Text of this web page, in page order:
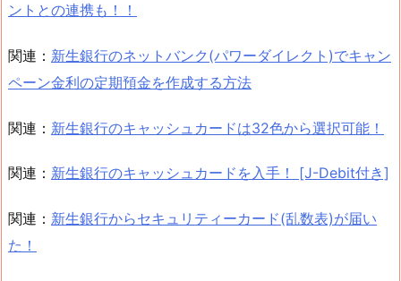
ントとの連携も！！
関連： 新生銀行のネットバンク(パワーダイレクト)でキャン
ペーン金利の定期預金を作成する方法
関連： 新生銀行のキャッシュカードは32色から選択可能！
関連： 新生銀行のキャッシュカードを入手！ [J-Debit付き]
関連： 新生銀行からセキュリティーカード(乱数表)が届い
た！